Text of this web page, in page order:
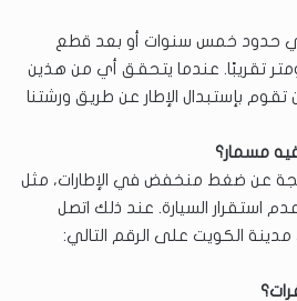
في حدود خمس سنوات أو بعد قطع
بـ 50000 كيلومتر تقريبًا. عندما يتحقق أي من هذين
تقوم بإستبدال الإطار عن طريق ورشتنا
مسمار؟
عن ضغط منخفض في الإطارات، مثل
استقرار السيارة. عند ذلك اتصل
الكويت على الرقم التالي: